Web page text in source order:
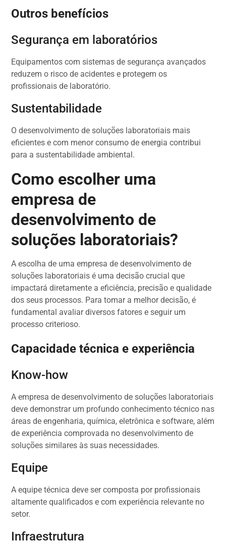
Outros benefícios
Segurança em laboratórios
Equipamentos com sistemas de segurança avançados
reduzem o risco de acidentes e protegem os
profissionais de laboratório.
Sustentabilidade
O desenvolvimento de soluções laboratoriais mais
eficientes e com menor consumo de energia contribui
para a sustentabilidade ambiental.
Como escolher uma
empresa de
desenvolvimento de
soluções laboratoriais?
A escolha de uma empresa de desenvolvimento de
soluções laboratoriais é uma decisão crucial que
impactará diretamente a eficiência, precisão e qualidade
dos seus processos. Para tomar a melhor decisão, é
fundamental avaliar diversos fatores e seguir um
processo criterioso.
Capacidade técnica e experiência
Know-how
A empresa de desenvolvimento de soluções laboratoriais
deve demonstrar um profundo conhecimento técnico nas
áreas de engenharia, química, eletrônica e software, além
de experiência comprovada no desenvolvimento de
soluções similares às suas necessidades.
Equipe
A equipe técnica deve ser composta por profissionais
altamente qualificados e com experiência relevante no
setor.
Infraestrutura